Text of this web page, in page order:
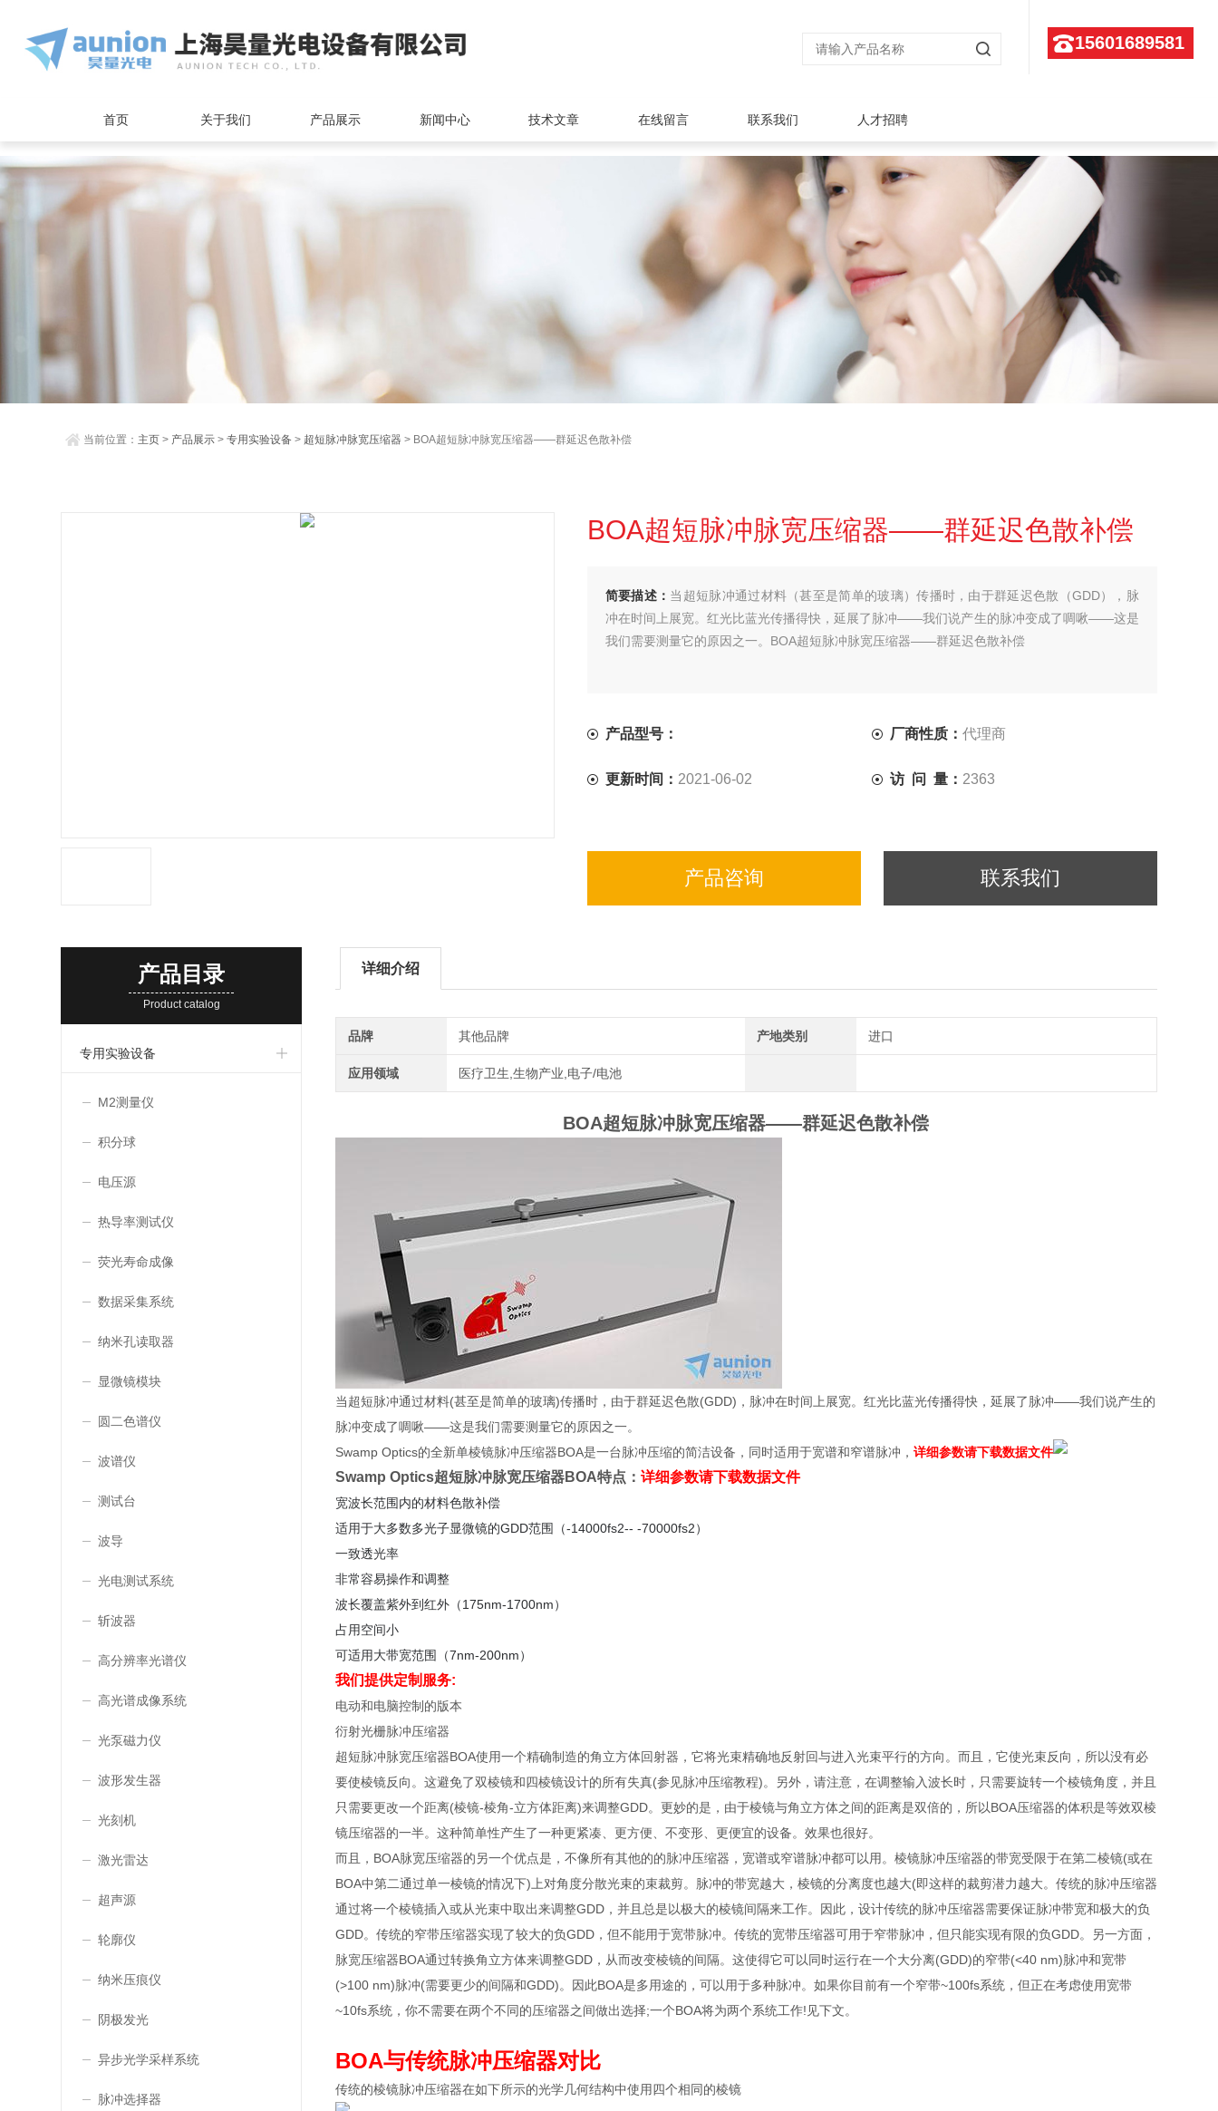
15601689581
首页 关于我们 产品展示 新闻中心 技术文章 在线留言 联系我们 人才招聘
当前位置： 主页 > 产品展示 >专用实验设备 > 超短脉冲脉宽压缩器 > BOA超短脉冲脉宽压缩器——群延迟色散补偿
BOA超短脉冲脉宽压缩器——群延迟色散补偿
简要描述： 当超短脉冲通过材料（甚至是简单的玻璃）传播时，由于群延迟色散（GDD），脉
冲在时间上展宽。红光比蓝光传播得快，延展了脉冲——我们说产生的脉冲变成了啁啾——这是
我们需要测量它的原因之一。BOA超短脉冲脉宽压缩器——群延迟色散补偿
产品型号： 厂商性质：代理商
更新时间： 2021-06-02 访 问 量： 2363
产品咨询 联系我们
产品目录
Product catalog
专用实验设备
M2测量仪
积分球
电压源
热导率测试仪
荧光寿命成像
数据采集系统
纳米孔读取器
显微镜模块
圆二色谱仪
波谱仪
测试台
波导
光电测试系统
斩波器
高分辨率光谱仪
高光谱成像系统
光泵磁力仪
波形发生器
光刻机
激光雷达
超声源
轮廓仪
纳米压痕仪
阴极发光
异步光学采样系统
脉冲选择器
详细介绍
品牌 其他品牌 产地类别 进口
应用领域 医疗卫生,生物产业,电子/电池
BOA超短脉冲脉宽压缩器——群延迟色散补偿
当超短脉冲通过材料(甚至是简单的玻璃)传播时，由于群延迟色散(GDD)，脉冲在时间上展宽。红光比蓝光传播得快，延展了脉冲——我们说产生的
脉冲变成了啁啾——这是我们需要测量它的原因之一。
Swamp Optics的全新单棱镜脉冲压缩器BOA是一台脉冲压缩的简洁设备，同时适用于宽谱和窄谱脉冲， 详细参数请下载数据文件
Swamp Optics超短脉冲脉宽压缩器BOA特点： 详细参数请下载数据文件
宽波长范围内的材料色散补偿
适用于大多数多光子显微镜的GDD范围（-14000fs2-- -70000fs2）
一致透光率
非常容易操作和调整
波长覆盖紫外到红外（175nm-1700nm）
占用空间小
可适用大带宽范围（7nm-200nm）
我们提供定制服务:
电动和电脑控制的版本
衍射光栅脉冲压缩器
超短脉冲脉宽压缩器BOA使用一个精确制造的角立方体回射器，它将光束精确地反射回与进入光束平行的方向。而且，它使光束反向，所以没有必
要使棱镜反向。这避免了双棱镜和四棱镜设计的所有失真(参见脉冲压缩教程)。另外，请注意，在调整输入波长时，只需要旋转一个棱镜角度，并且
只需要更改一个距离(棱镜-棱角-立方体距离)来调整GDD。更妙的是，由于棱镜与角立方体之间的距离是双倍的，所以BOA压缩器的体积是等效双棱
镜压缩器的一半。这种简单性产生了一种更紧凑、更方便、不变形、更便宜的设备。效果也很好。
而且，BOA脉宽压缩器的另一个优点是，不像所有其他的的脉冲压缩器，宽谱或窄谱脉冲都可以用。棱镜脉冲压缩器的带宽受限于在第二棱镜(或在
BOA中第二通过单一棱镜的情况下)上对角度分散光束的束裁剪。脉冲的带宽越大，棱镜的分离度也越大(即这样的裁剪潜力越大。传统的脉冲压缩器
通过将一个棱镜插入或从光束中取出来调整GDD，并且总是以极大的棱镜间隔来工作。因此，设计传统的脉冲压缩器需要保证脉冲带宽和极大的负
GDD。传统的窄带压缩器实现了较大的负GDD，但不能用于宽带脉冲。传统的宽带压缩器可用于窄带脉冲，但只能实现有限的负GDD。另一方面，
脉宽压缩器BOA通过转换角立方体来调整GDD，从而改变棱镜的间隔。这使得它可以同时运行在一个大分离(GDD)的窄带(<40 nm)脉冲和宽带
(>100 nm)脉冲(需要更少的间隔和GDD)。因此BOA是多用途的，可以用于多种脉冲。如果你目前有一个窄带~100fs系统，但正在考虑使用宽带
~10fs系统，你不需要在两个不同的压缩器之间做出选择;一个BOA将为两个系统工作!见下文。
BOA与传统脉冲压缩器对比
传统的棱镜脉冲压缩器在如下所示的光学几何结构中使用四个相同的棱镜